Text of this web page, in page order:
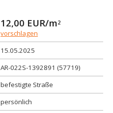
12,00 EUR/m2
vorschlagen
15.05.2025
AR-022S-1392891 (57719)
befestigte Straße
persönlich